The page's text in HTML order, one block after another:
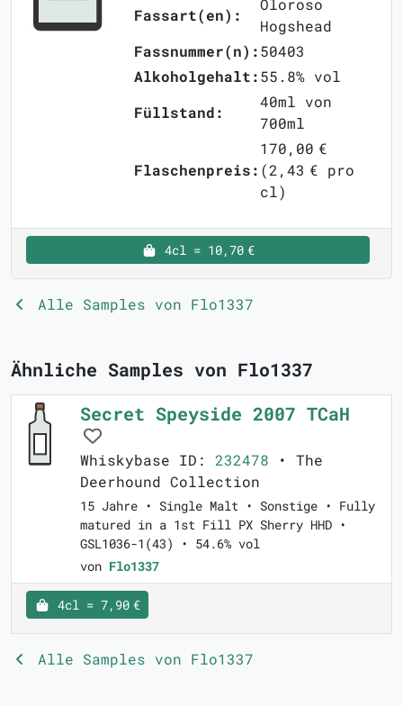
Fassart(en):
Oloroso
Hogshead
Fassnummer(n):50403
Alkoholgehalt:55.8% vol
Füllstand:
40ml von
700ml
Flaschenpreis:
170,00 €
(2,43 € pro
cl)
4cl = 10,70 €
Alle Samples von Flo1337
Ähnliche Samples von Flo1337
Secret Speyside 2007 TCaH
Whiskybase ID: 232478 • The
Deerhound Collection
15 Jahre • Single Malt • Sonstige • Fully
matured in a 1st Fill PX Sherry HHD •
GSL1036-1(43) • 54.6% vol
von Flo1337
4cl = 7,90 €
Alle Samples von Flo1337